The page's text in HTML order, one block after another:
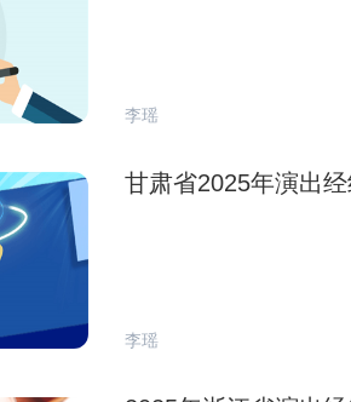
李瑶
甘肃省2025年演出
李瑶